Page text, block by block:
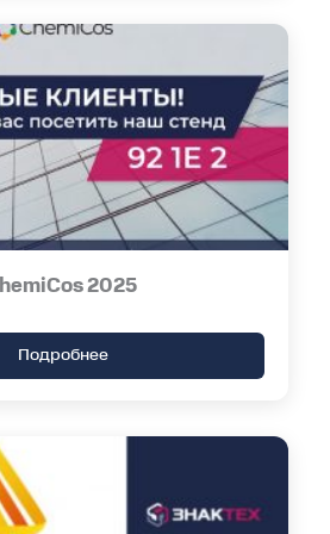
2025
Подробнее